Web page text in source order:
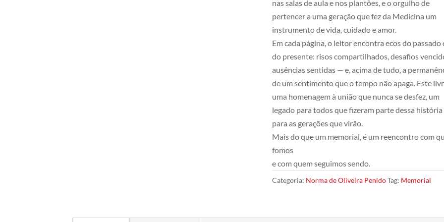
nas salas de aula e nos plantões, e o orgulho de
pertencer a uma geração que fez da Medicina um
instrumento de vida, cuidado e amor.
Em cada página, o leitor encontra ecos do passado
do presente: risos compartilhados, desafios
ausências sentidas — e, acima de tudo, a
de um sentimento que o tempo não apaga. Este
uma homenagem à união que nunca se desfez, um
legado para todos que fizeram parte dessa história
para as gerações que virão.
Mais do que um memorial, é um reencontro com
fomos
e com quem seguimos sendo.
Categoria: Norma de Oliveira PenidoTag: Memorial